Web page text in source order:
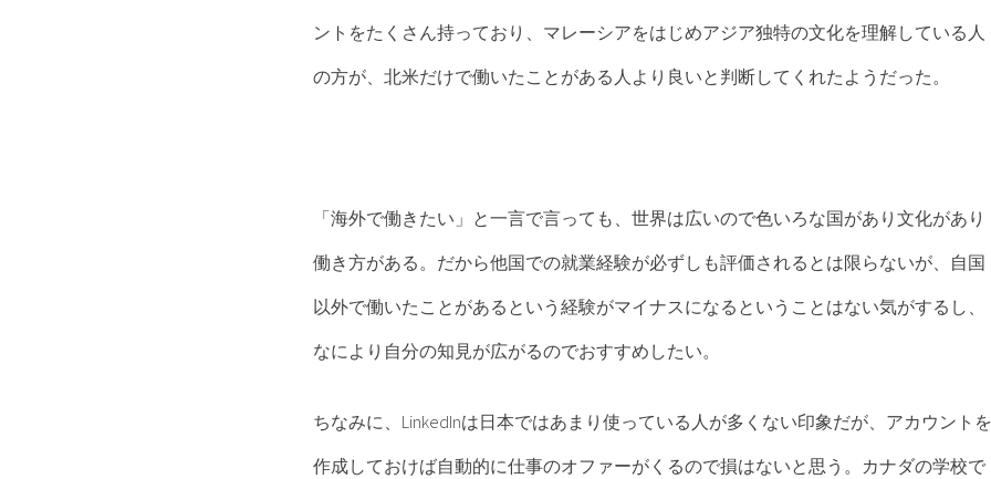
ントをたくさん持っており、マレーシアをはじめアジア独特の文化を理解している人
の方が、北米だけで働いたことがある人より良いと判断してくれたようだった。
「海外で働きたい」と一言で言っても、世界は広いので色いろな国があり文化があり
働き方がある。だから他国での就業経験が必ずしも評価されるとは限らないが、自国
以外で働いたことがあるという経験がマイナスになるということはない気がするし、
なにより自分の知見が広がるのでおすすめしたい。
ちなみに、LinkedInは日本ではあまり使っている人が多くない印象だが、アカウントを
作成しておけば自動的に仕事のオファーがくるので損はないと思う。カナダの学校で